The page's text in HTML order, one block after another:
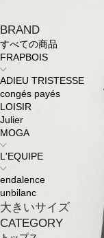
BRAND
すべての商品
FRAPBOIS
ADIEU TRISTESSE
congés payés
LOISIR
Julier
MOGA
L'EQUIPE
endalence
unbilanc
大きいサイズ
CATEGORY